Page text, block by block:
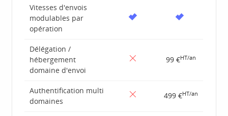
Vitesses d'envois
modulables par
opération
Délégation /
hébergement
domaine d'envoi
99 €HT/an
Authentification multi
domaines
499 €HT/an